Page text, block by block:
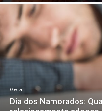
Geral
Dia dos Namorados: